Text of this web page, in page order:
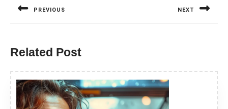
PREVIOUS NEXT
Related Post